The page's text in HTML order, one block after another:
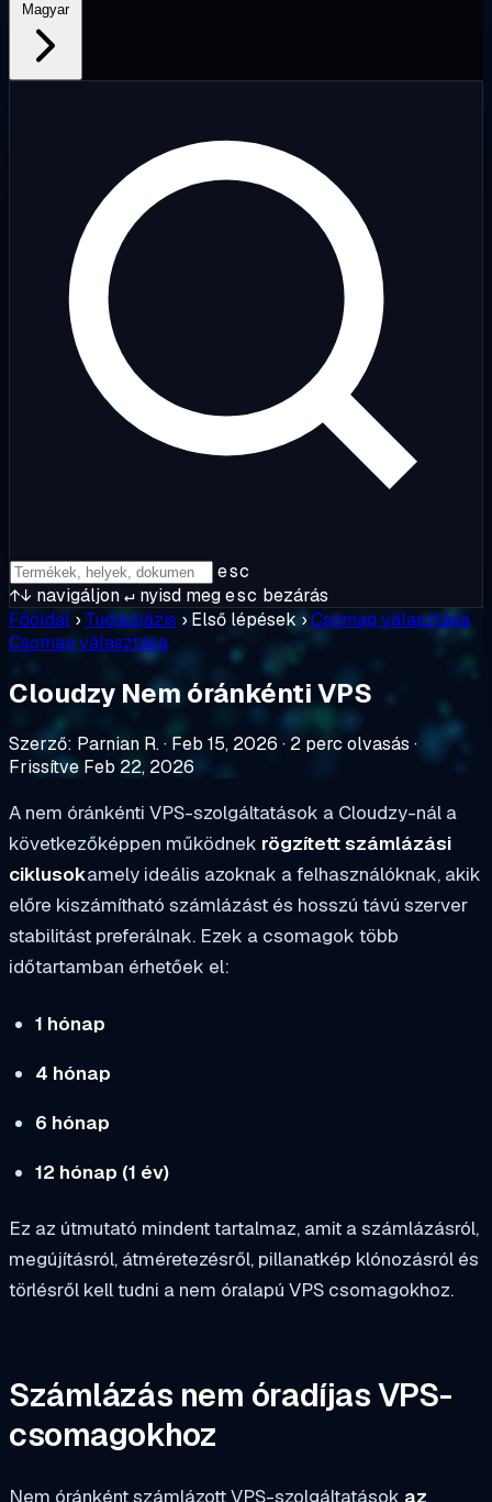
Magyar
esc
↑↓ navigáljon↵ nyisd megesc bezárás
Főoldal › Tudásbázis › Első lépések ›Csomag választása
Csomag választása
Cloudzy Nem óránkénti VPS
Szerző: Parnian R.· Feb 15, 2026 · 2 perc olvasás ·
Frissítve Feb 22, 2026
A nem óránkénti VPS-szolgáltatások a Cloudzy-nál a
következőképpen működnek rögzített számlázási
ciklusokamely ideális azoknak a felhasználóknak, akik
előre kiszámítható számlázást és hosszú távú szerver
stabilitást preferálnak. Ezek a csomagok több
időtartamban érhetőek el:
1 hónap
4 hónap
6 hónap
12 hónap (1 év)
Ez az útmutató mindent tartalmaz, amit a számlázásról,
megújításról, átméretezésről, pillanatkép klónozásról és
törlésről kell tudni a nem óralapú VPS csomagokhoz.
Számlázás nem óradíjas VPS-
csomagokhoz
Nem óránként számlázott VPS-szolgáltatások az